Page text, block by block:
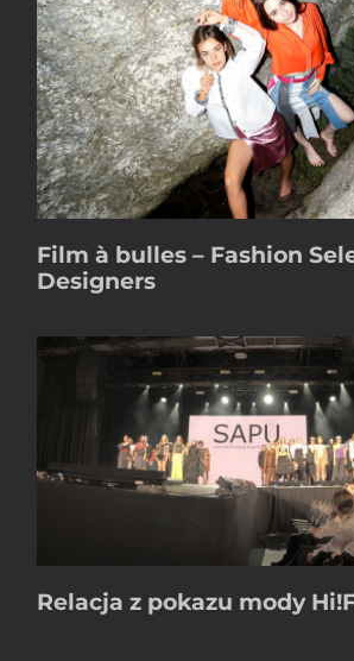
Film à bulles – Fashion
Designers
Relacja z pokazu mody